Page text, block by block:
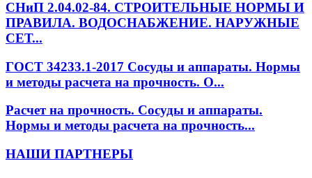
СНиП 2.04.02-84. СТРОИТЕЛЬНЫЕ НОРМЫ И
ПРАВИЛА. ВОДОСНАБЖЕНИЕ. НАРУЖНЫЕ
СЕТ...
ГОСТ 34233.1-2017 Сосуды и аппараты. Нормы
и методы расчета на прочность. О...
Расчет на прочность. Сосуды и аппараты.
Нормы и методы расчета на прочность...
НАШИ ПАРТНЕРЫ